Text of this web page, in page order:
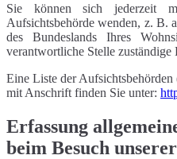
Sie können sich jederzeit
Aufsichtsbehörde wenden, z. B.
des Bundeslands Ihres
verantwortliche Stelle zuständige
Eine Liste der
mit Anschrift finden Sie unter:
Erfassung
beim Besuch